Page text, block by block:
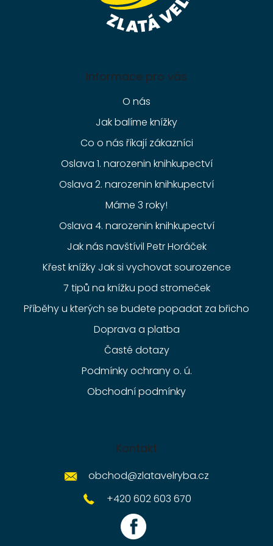
Informace pro vás
O nás
Jak balíme knížky
Co o nás říkají zákazníci
Oslava 1. narozenin knihkupectví
Oslava 2. narozenin knihkupectví
Máme 3 roky!
Oslava 4. narozenin knihkupectví
Jak nás navštívil Petr Horáček
Křest knížky Jak si vychovat sourozence
7 tipů na knížku pod stromeček
Příběhy u kterých se budete popadat za břicho
Doprava a platba
Časté dotazy
Podmínky ochrany o. ú.
Obchodní podmínky
Kontakt
obchod@zlatavelryba.cz
+420 602 603 670